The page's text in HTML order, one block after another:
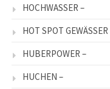
HOCHWASSER –
HOT SPOT GEWÄSSER
HUBERPOWER –
HUCHEN –